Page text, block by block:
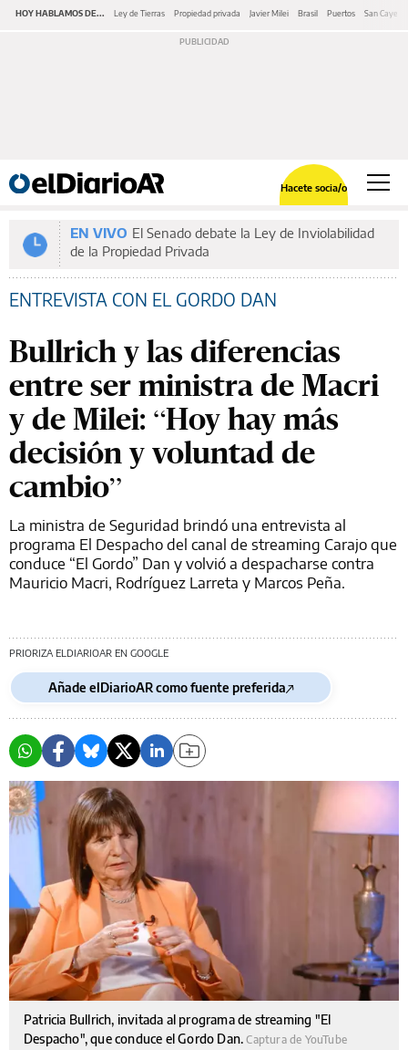
HOY HABLAMOS DE... Ley de Tierras Propiedad privada Javier Milei Brasil Puertos San
Hacete socia/o
EN VIVO El Senado debate la Ley de Inviolabilidad
de la Propiedad Privada
ENTREVISTA CON EL GORDO DAN
Bullrich y las diferencias
entre ser ministra de Macri
y de Milei: “Hoy hay más
decisión y voluntad de
cambio”
La ministra de Seguridad brindó una entrevista al
programa El Despacho del canal de streaming Carajo que
conduce “El Gordo” Dan y volvió a despacharse contra
Mauricio Macri, Rodríguez Larreta y Marcos Peña.
PRIORIZA ELDIARIOAR EN GOOGLE
Añade elDiarioAR como fuente preferida
Patricia Bullrich, invitada al programa de streaming "El
Despacho", que conduce el Gordo Dan.Captura de YouTube